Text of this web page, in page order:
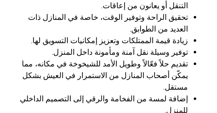
التنقل أو يعانون من إعاقات.
تحقيق الراحة وتوفير الوقت، خاصة في المنازل ذات
العديد من الطوابق.
زيادة قيمة الممتلكات وتعزيز إمكانيات التسويق لها.
توفير وسيلة نقل آمنة ومأمونة داخل المنزل.
تقديم حلاً فعّالاً وطويل الأمد للشيخوخة في مكانه، مما
يمكّن أصحاب المنازل من الاستمرار في العيش بشكل
إضافة لمسة من الفخامة والرقي إلى التصميم الداخلي